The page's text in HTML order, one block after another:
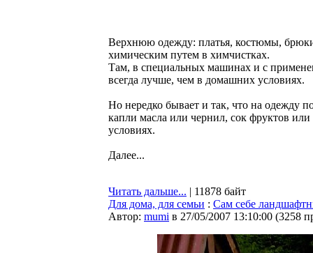
Верхнюю одежду: платья, костюмы,
химическим путем в химчистках.
Там, в специальных машинах и с
всегда лучше, чем в домашних условиях.
Но нередко бывает и так, что на одежду
капли масла или чернил, сок фруктов
условиях.
Далее...
Читать дальше... | 11878 байт
Для дома, для семьи : Сам себе
Автор: mumi в 27/05/2007 13:10:00 (3258